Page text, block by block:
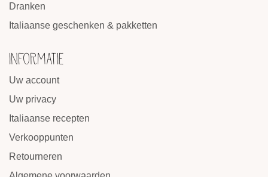
Dranken
Italiaanse geschenken & pakketten
INFORMATIE
Uw account
Uw privacy
Italiaanse recepten
Verkooppunten
Retourneren